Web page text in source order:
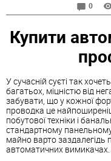
0
Купити
У сучасній суєті так
багатьох, міцністю від
забувати, що у кожної
проводка це
побутової техніки і
стандартному
майно варто заздалегідь
автоматичних вимикачах.